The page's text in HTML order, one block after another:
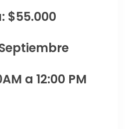
$55.000
a 12:00 PM